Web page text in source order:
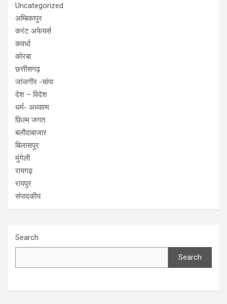
Uncategorized
अम्बिकापुर
करंट अफेयर्स
कवर्धा
कोरबा
छत्तीसगढ़
जांजगीर -चांपा
देश – विदेश
धर्म- अध्यात्म
फ़िल्म जगत
बलौदाबाजार
बिलासपुर
मुंगेली
रायगढ़
रायपुर
संपादकीय
Search
Search